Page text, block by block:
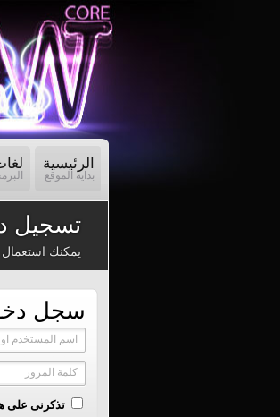
الرئيسية
بداية الموقع
تسجيل
يمكنك
سجل
اسم المستخدم او
كلمة المرور
تذكرنى على